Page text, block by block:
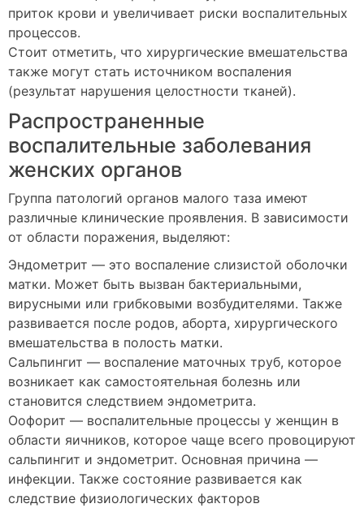
приток крови и увеличивает риски воспалительных
процессов.
Стоит отметить, что хирургические вмешательства
также могут стать источником воспаления
(результат нарушения целостности тканей).
Распространенные
воспалительные заболевания
женских органов
Группа патологий органов малого таза имеют
различные клинические проявления. В зависимости
от области поражения, выделяют:
Эндометрит — это воспаление слизистой оболочки
матки. Может быть вызван бактериальными,
вирусными или грибковыми возбудителями. Также
развивается после родов, аборта, хирургического
вмешательства в полость матки.
Сальпингит — воспаление маточных труб, которое
возникает как самостоятельная болезнь или
становится следствием эндометрита.
Оофорит — воспалительные процессы у женщин в
области яичников, которое чаще всего провоцируют
сальпингит и эндометрит. Основная причина —
инфекции. Также состояние развивается как
следствие физиологических факторов